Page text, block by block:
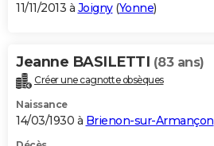
11/11/2013 à Joigny(Yonne)
Jeanne BASILETTI (83 ans)
Créer une cagnotte obsèques
Naissance
14/03/1930 à Brienon-sur-Armançon